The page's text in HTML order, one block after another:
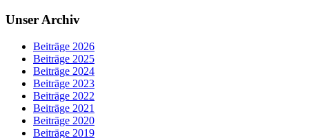
Unser Archiv
Beiträge 2026
Beiträge 2025
Beiträge 2024
Beiträge 2023
Beiträge 2022
Beiträge 2021
Beiträge 2020
Beiträge 2019